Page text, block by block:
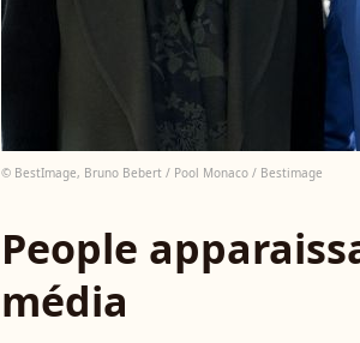
© BestImage, Bruno Bebert / Pool Monaco / Bestimage
People
média